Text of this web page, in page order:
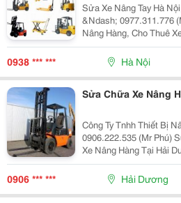
Sửa Xe Nâng Tay Hà
&Ndash; 0977.311.776 (Ms Trang)
Nâng Hàng, Cho Thuê
Nâng Cũ Và Mới Trọng
Cả Các Mặt Hàng: Xe
Loan&Helli
0938 *** *** Hà Nội
Sửa Chữa Xe Nâng
Công Ty Tnhh Thiết Bị
0906.222.535 (Mr Phú) Sửa Chữa Xe Nâng | Sửa Chữa
Xe Nâng Hàng Tại Hải Dương Sửa Chữa
Đứng Lái Và Ngồi Lái Các Loại
Toyota, Nissan,
0906 *** *** Hải Dương